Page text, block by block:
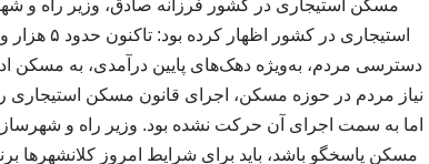
مسکن استیجاری در کشور فرزانه صادق، وزیر راه و
استیجاری
دسترسی مردم، به‌ویژه دهک‌های پایین درآمدی، به مسکن
نیاز مردم در حوزه مسکن، اجرای قانون مسکن استیجاری
اما به سمت اجرای آن حرکت نشده بود. وزیر راه و
مسکن پاسخگو باشد، باید برای شرایط امروز کلانشهرها